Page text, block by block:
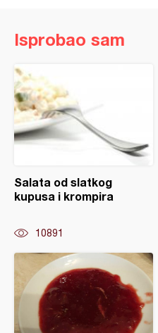
Isprobao sam
Salata od slatkog
kupusa i krompira
10891